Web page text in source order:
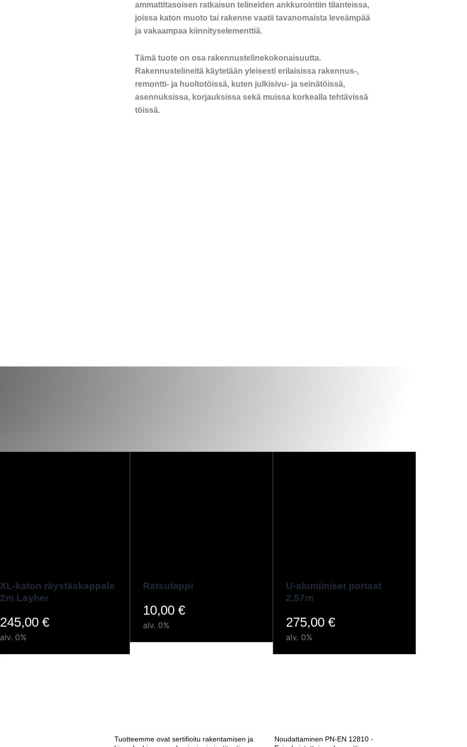
ammattitasoisen ratkaisun telineiden ankkurointiin tilanteissa,
joissa katon muoto tai rakenne vaatii tavanomaista leveämpää
ja vakaampaa kiinnityselementtiä.
Tämä tuote on osa rakennustelinekokonaisuutta.
Rakennustelineitä käytetään yleisesti erilaisissa rakennus-,
remontti- ja huoltotöissä, kuten julkisivu- ja seinätöissä,
asennuksissa, korjauksissa sekä muissa korkealla tehtävissä
töissä.
XL-katon räystäskappale
2m Layher
245,00 €
alv. 0%
Ratsutappi
10,00 €
alv. 0%
U-alumiiniset portaat
2,57m
275,00 €
alv. 0%
Tuotteemme ovat sertifioitu rakentamisen ja
Noudattaminen PN-EN 12810 -